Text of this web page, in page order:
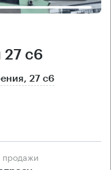
с6
27 с6
продажи